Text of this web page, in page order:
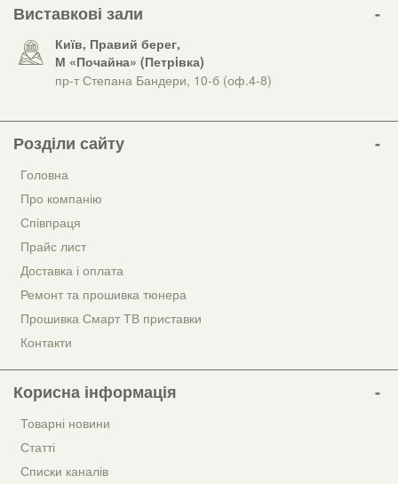
Виставкові зали
Київ, Правий берег,
М «Почайна» (Петрiвка)
пр-т Степана Бандери, 10-б (оф.4-8)
Розділи сайту
Головна
Про компанію
Співпраця
Прайс лист
Доставка і оплата
Ремонт та прошивка тюнера
Прошивка Смарт ТВ приставки
Контакти
Корисна інформація
Товарні новини
Статті
Списки каналів